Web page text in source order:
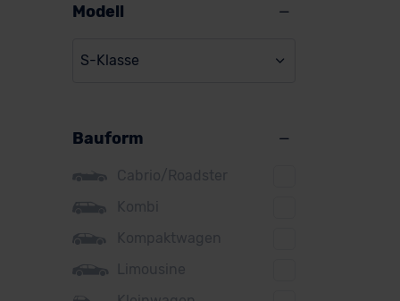
BMW
Citroen
Cupra
DS
Dacia
Fiat
Modell
S-Klasse
Bauform
Cabrio/Roadster
Kombi
Kompaktwagen
Limousine